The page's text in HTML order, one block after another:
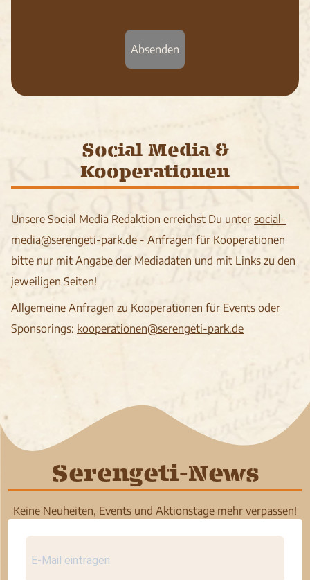
Absenden
Social Media &
Kooperationen
Unsere Social Media Redaktion erreichst Du unter social-
media@serengeti-park.de - Anfragen für Kooperationen
bitte nur mit Angabe der Mediadaten und mit Links zu den
jeweiligen Seiten!
Allgemeine Anfragen zu Kooperationen für Events oder
Sponsorings: kooperationen@serengeti-park.de
Serengeti-News
Keine Neuheiten, Events und Aktionstage mehr verpassen!